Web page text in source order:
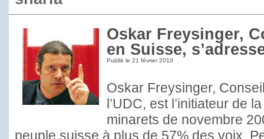
Oskar Freysinger,
en Suisse,
Publié le 21 février 2010
Oskar Freysinger,
l’UDC, est l’initiateur de
minarets de novembre
peuple suisse à plus de 57% des voix.